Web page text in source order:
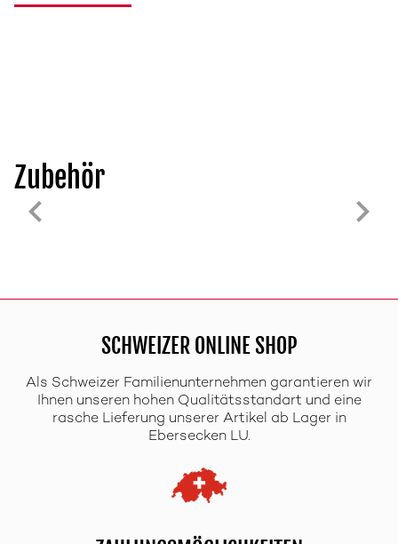
Zubehör
SCHWEIZER ONLINE SHOP
Als Schweizer Familienunternehmen garantieren wir
Ihnen unseren hohen Qualitätsstandart und eine
rasche Lieferung unserer Artikel ab Lager in
Ebersecken LU.